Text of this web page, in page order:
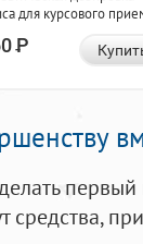
для курсового
Р
средства,